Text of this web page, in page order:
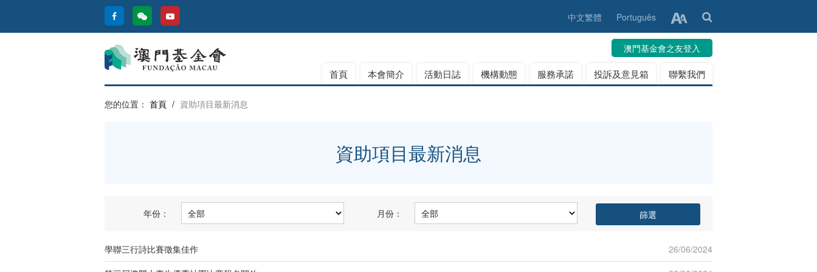
中文繁體 Português
澳門基金會之友登入
首頁 本會簡介 活動日誌 機構動態 服務承諾 投訴及意見箱 聯繫我們
您的位置： 首頁 / 資助項目最新消息
資助項目最新消息
年份： 月份： 篩選
學聯三行詩比賽徵集佳作
26/06/2024